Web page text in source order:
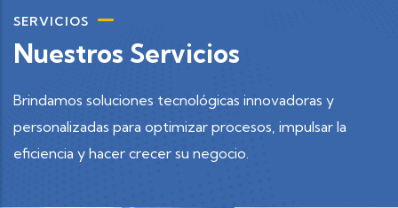
SERVICIOS
Nuestros Servicios
Brindamos soluciones tecnológicas innovadoras y
personalizadas para optimizar procesos, impulsar la
eficiencia y hacer crecer su negocio.